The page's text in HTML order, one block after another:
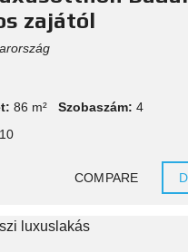
zajától
86 m² Szobaszám: 4
COMPARE